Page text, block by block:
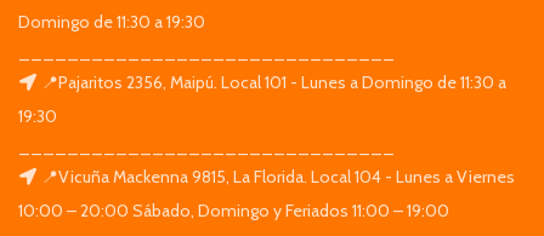
Domingo de 11:30 a 19:30
📍Pajaritos 2356, Maipú. Local 101 - Lunes a Domingo de 11:30 a
19:30
📍Vicuña Mackenna 9815, La Florida. Local 104 - Lunes a Viernes
10:00 – 20:00 Sábado, Domingo y Feriados 11:00 – 19:00